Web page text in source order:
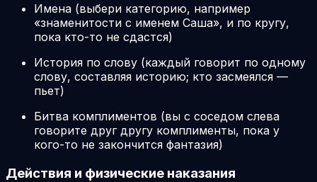
Имена (выбери категорию, например
«знаменитости с именем Саша», и по кругу,
пока кто-то не сдастся)
История по слову (каждый говорит по одному
слову, составляя историю; кто засмеялся —
пьет)
Битва комплиментов (вы с соседом слева
говорите друг другу комплименты, пока у
кого-то не закончится фантазия)
Действия и физические наказания